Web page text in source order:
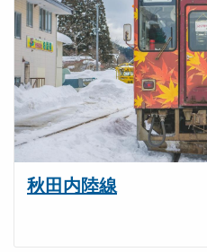
秋田内陸線